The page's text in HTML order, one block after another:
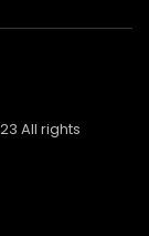
All rights